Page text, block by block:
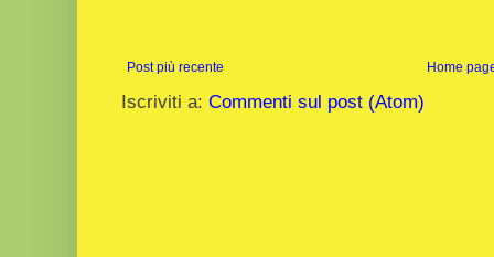
Post più recente Home
Iscriviti a: Commenti sul post (Atom)